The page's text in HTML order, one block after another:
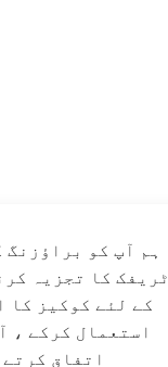
ہم آپ کو
کا تجزیہ
کے لئے کوکیز کا
استعمال کرکے ،
اتفاق کرتے